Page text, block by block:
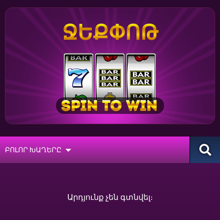
ՋԵՔՓՈԹ
ԲՈԼՈՐ ԽԱՂԵՐԸ
Արդյունք չեն գտնվել։